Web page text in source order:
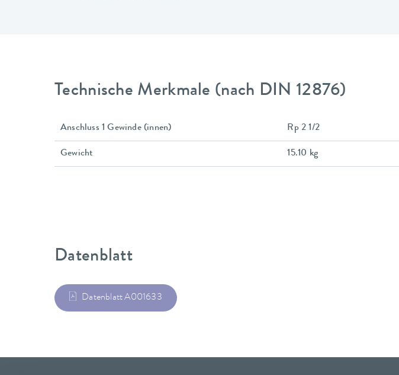
Technische Merkmale (nach DIN 12876)
Anschluss 1 Gewinde (innen) Rp 2 1/2
Gewicht 15.10 kg
Datenblatt
Datenblatt A001633